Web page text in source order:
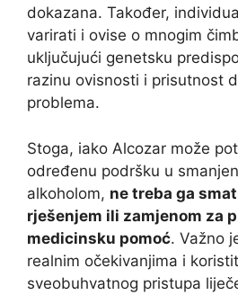
dokazana. Također,
varirati i ovise o mnogim
uključujući genetsku
razinu ovisnosti i prisutnost
problema.
Stoga, iako Alcozar može
određenu podršku u
alkoholom, ne treba ga
rješenjem ili zamjenom za
medicinsku pomoć. Važno
realnim očekivanjima i
sveobuhvatnog pristupa